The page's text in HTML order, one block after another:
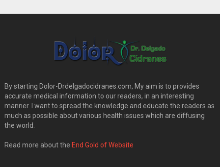
By starting Dolor-Drdelgadocidranes.com, My aim is to provides
accurate medical information to our readers, in an interesting
manner. I want to spread the knowledge and educate the readers as
much as possible about various health issues which are diffusing
the world.
Read more about the End Gold of Website